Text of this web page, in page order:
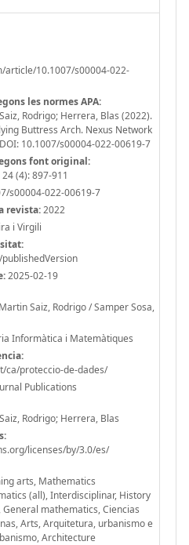
article/10.1007/s00004-022-
les normes APA:
Rodrigo; Herrera, Blas (2022).
Buttress Arch. Nexus Network
10.1007/s00004-022-00619-7
font original:
(4): 897-911
s00004-022-00619-7
revista:2022
i Virgili
2025-02-19
Saiz, Rodrigo / Samper Sosa,
Informàtica i Matemàtiques
ca/proteccio-de-dades/
Publications
Rodrigo; Herrera, Blas
licenses/by/3.0/es/
arts, Mathematics
(all), Interdisciplinar, History
mathematics, Ciencias
Arts, Arquitetura, urbanismo e
Architecture